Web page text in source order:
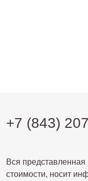
+7 (843)
Вся
стоимости, носит